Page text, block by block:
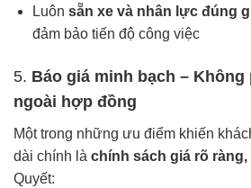
Luôn sẵn xe và nhân lực đúng
đảm bảo tiến độ công việc
5. Báo giá minh bạch –
ngoài hợp đồng
Một trong những ưu điểm khiến
dài chính là chính sách giá rõ ràng,
Quyết: